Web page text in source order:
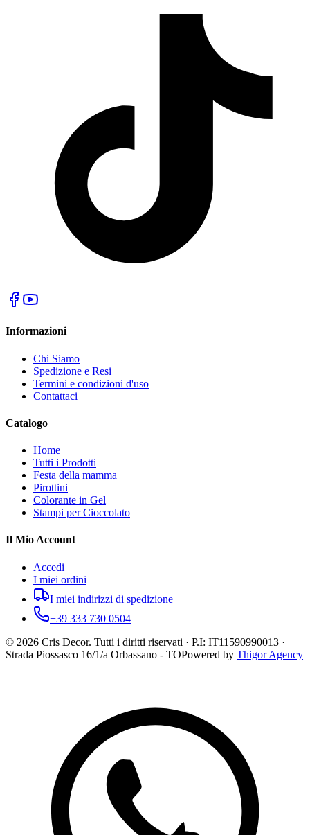
Informazioni
Chi Siamo
Spedizione e Resi
Termini e condizioni d'uso
Contattaci
Catalogo
Home
Tutti i Prodotti
Festa della mamma
Pirottini
Colorante in Gel
Stampi per Cioccolato
Il Mio Account
Accedi
I miei ordini
I miei indirizzi di spedizione
+39 333 730 0504
© 2026 Cris Decor. Tutti i diritti riservati · P.I: IT11590990013 ·
Strada Piossasco 16/1/a Orbassano - TOPowered by Thigor Agency